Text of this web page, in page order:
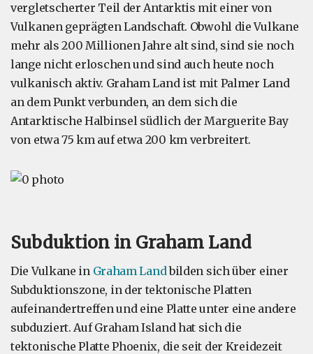
vergletscherter Teil der Antarktis mit einer von
Vulkanen geprägten Landschaft. Obwohl die Vulkane
mehr als 200 Millionen Jahre alt sind, sind sie noch
lange nicht erloschen und sind auch heute noch
vulkanisch aktiv. Graham Land ist mit Palmer Land
an dem Punkt verbunden, an dem sich die
Antarktische Halbinsel südlich der Marguerite Bay
von etwa 75 km auf etwa 200 km verbreitert.
Subduktion in Graham Land
Die Vulkane in Graham Landbilden sich über einer
Subduktionszone, in der tektonische Platten
aufeinandertreffen und eine Platte unter eine andere
subduziert. Auf Graham Island hat sich die
tektonische Platte Phoenix, die seit der Kreidezeit